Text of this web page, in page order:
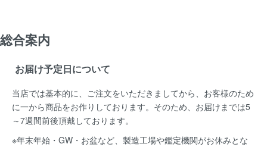
総合案内
お届け予定日について
当店では基本的に、ご注文をいただきましてから、お客様のため
に一から商品をお作りしております。そのため、お届けまでは5
～7週間前後頂戴しております。
※年末年始・GW・お盆など、製造工場や鑑定機関がお休みとな